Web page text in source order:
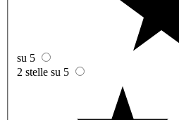
su 5
2 stelle su 5